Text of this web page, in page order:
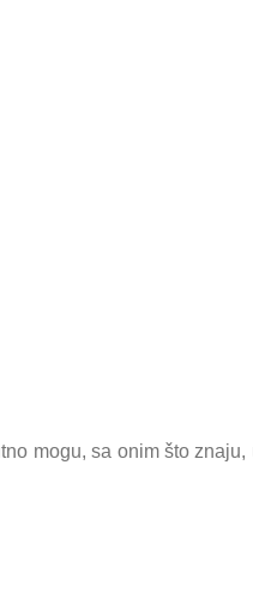
mogu, sa onim što znaju,